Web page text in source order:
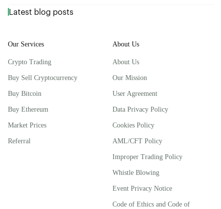
Latest blog posts
Our Services
Crypto Trading
Buy Sell Cryptocurrency
Buy Bitcoin
Buy Ethereum
Market Prices
Referral
About Us
About Us
Our Mission
User Agreement
Data Privacy Policy
Cookies Policy
AML/CFT Policy
Improper Trading Policy
Whistle Blowing
Event Privacy Notice
Code of Ethics and Code of